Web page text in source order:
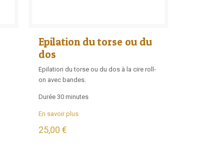
Epilation du torse ou du
dos
Epilation du torse ou du dos à la cire roll-
on avec bandes.
Durée 30 minutes
En savoir plus
25,00 €